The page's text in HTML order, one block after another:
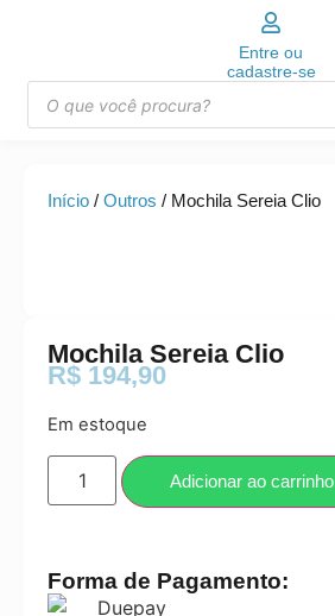
Entre ou
cadastre-se
Início / Outros / Mochila Sereia Clio
Mochila Sereia Clio
R$ 194,90
Em estoque
Adicionar ao carrinho
Forma de Pagamento: